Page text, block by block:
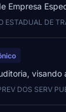
Empresa
ESTADUAL DE
DOS SERV